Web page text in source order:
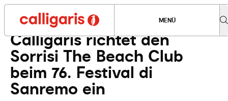
MENÜ
Calligaris richtet den
Sorrisi The Beach Club
beim 76. Festival di
Sanremo ein